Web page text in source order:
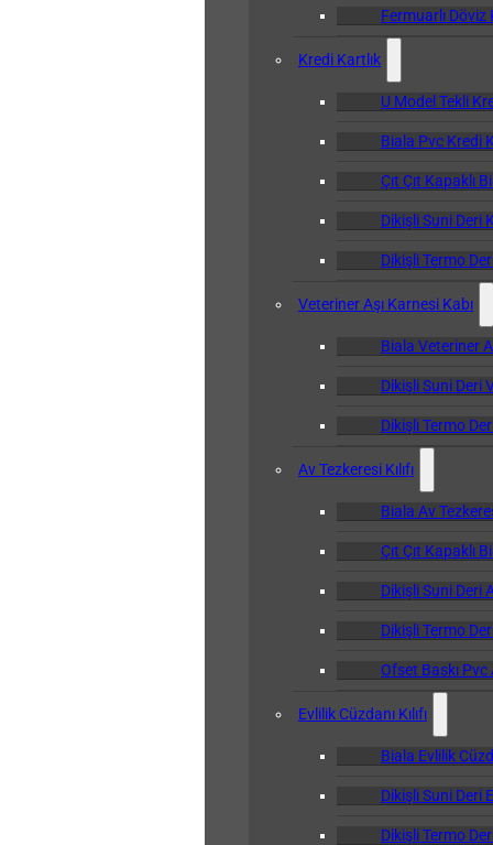
Fermuarlı Döviz
Kredi Kartlık
U Model Tekli
Biala Pvc Kredi
Çıt Çıt Kapaklı
Dikişli Suni Deri
Dikişli Termo
Veteriner Aşı Karnesi Kabı
Biala Veteriner
Dikişli Suni Deri
Dikişli Termo
Av Tezkeresi Kılıfı
Biala Av
Çıt Çıt Kapaklı
Dikişli Suni Deri
Dikişli Termo
Ofset Baskı Pvc
Evlilik Cüzdanı Kılıfı
Biala Evlilik
Dikişli Suni Deri
Dikişli Termo